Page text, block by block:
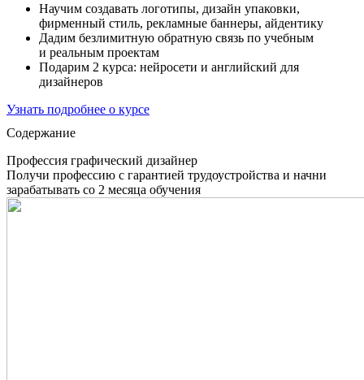
Научим создавать логотипы, дизайн упаковки,
фирменный стиль, рекламные баннеры, айдентику
Дадим безлимитную обратную связь по учебным
и реальным проектам
Подарим 2 курса: нейросети и английский для
дизайнеров
Узнать подробнее о курсе
Содержание
Профессия графический дизайнер
Получи профессию с гарантией трудоустройства и начни
зарабатывать со 2 месяца обучения